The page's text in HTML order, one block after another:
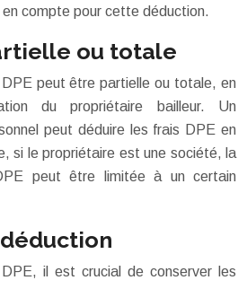
en compte pour cette déduction.
ou totale
DPE peut être partielle ou totale, en
du propriétaire bailleur. Un
peut déduire les frais DPE en
si le propriétaire est une société, la
peut être limitée à un certain
il est crucial de conserver les